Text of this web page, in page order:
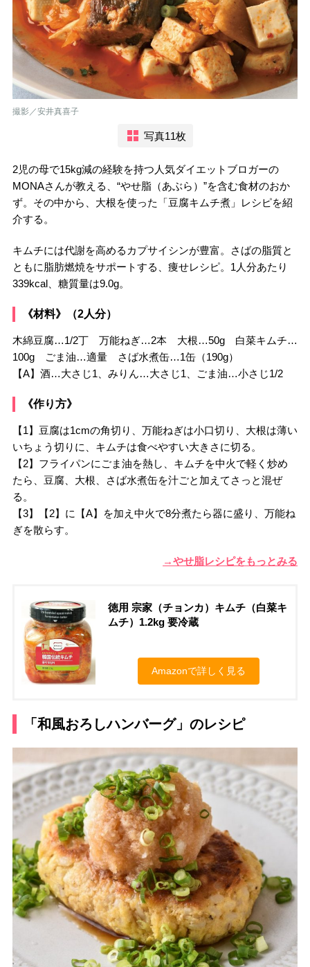
撮影／安井真喜子
写真11枚
2児の母で15kg減の経験を持つ人気ダイエットブロガーの
MONAさんが教える、“やせ脂（あぶら）”を含む食材のおか
ず。その中から、大根を使った「豆腐キムチ煮」レシピを紹
介する。
キムチには代謝を高めるカプサイシンが豊富。さばの脂質と
ともに脂肪燃焼をサポートする、痩せレシピ。1人分あたり
339kcal、糖質量は9.0g。
《材料》（2人分）
木綿豆腐…1/2丁 万能ねぎ…2本 大根…50g 白菜キムチ…
100g ごま油…適量 さば水煮缶…1缶（190g）
【A】酒…大さじ1、みりん…大さじ1、ごま油…小さじ1/2
《作り方》
【1】豆腐は1cmの角切り、万能ねぎは小口切り、大根は薄い
いちょう切りに、キムチは食べやすい大きさに切る。
【2】フライパンにごま油を熱し、キムチを中火で軽く炒め
たら、豆腐、大根、さば水煮缶を汁ごと加えてさっと混ぜ
る。
【3】【2】に【A】を加え中火で8分煮たら器に盛り、万能ね
ぎを散らす。
→やせ脂レシピをもっとみる
徳用 宗家（チョンカ）キムチ（白菜キ
ムチ）1.2kg 要冷蔵
Amazonで詳しく見る
「和風おろしハンバーグ」のレシピ